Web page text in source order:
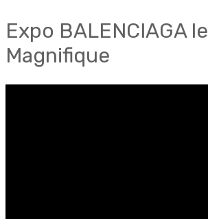
Expo BALENCIAGA le
Magnifique